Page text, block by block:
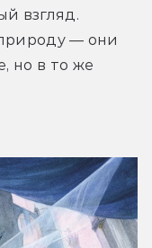
взгляд.
— они
в то же